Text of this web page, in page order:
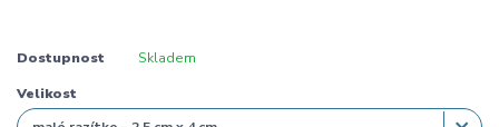
Dostupnost Skladem
Velikost